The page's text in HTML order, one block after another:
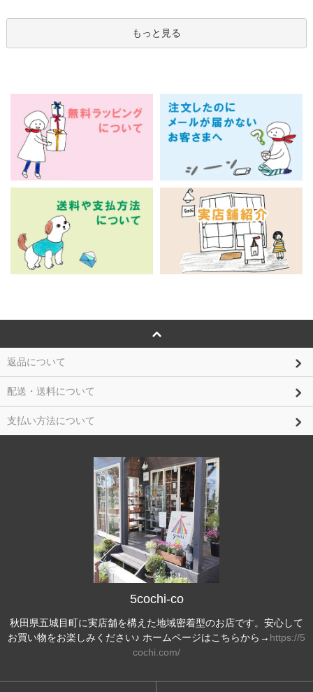
もっと見る
返品について
配送・送料について
支払い方法について
5cochi-co
秋田県五城目町に実店舗を構えた地域密着型のお店です。安心して
お買い物をお楽しみください♪ ホームページはこちらから→ https://5
cochi.com/